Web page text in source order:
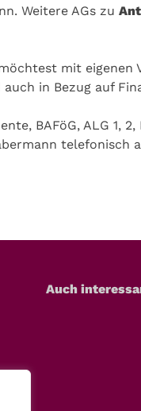
Weitere AGs zu
mit
in Bezug auf
BAFöG, ALG 1,
telefonisch
Auch